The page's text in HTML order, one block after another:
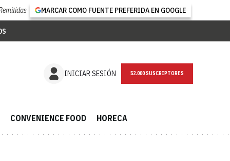
MARCAR COMO FUENTE PREFERIDA EN GOOGLE
INICIAR SESIÓN NEWSLETTER
CONVENIENCE FOOD HORECA